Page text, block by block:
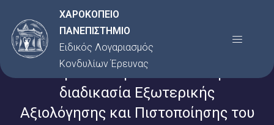
στο
περιεχόμενο
ΧΑΡΟΚΟΠΕΙΟ
ΠΑΝΕΠΙΣΤΗΜΙΟ
Ειδικός Λογαριασμός
Κονδυλίων Έρευνας
Menu
Παρουσίαση του ΕΛΚΕ στην
διαδικασία Εξωτερικής
Αξιολόγησης και Πιστοποίησης του